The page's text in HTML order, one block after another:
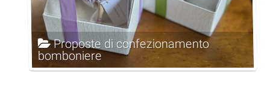
Proposte di confezionamento
bomboniere